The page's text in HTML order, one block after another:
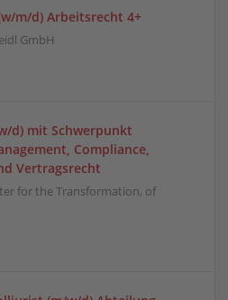
m/d) Arbeitsrecht 4+
GmbH
d) mit Schwerpunkt
Compliance,
Vertragsrecht
for the Transformation, of